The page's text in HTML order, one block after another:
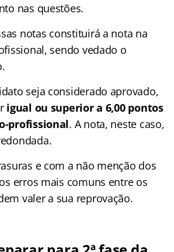
nas questões.
notas constituirá a nota na
sendo vedado o
seja considerado aprovado,
igual ou superior a 6,00 pontos
profissional. A nota, neste caso,
e com a não menção dos
erros mais comuns entre os
valer a sua reprovação.